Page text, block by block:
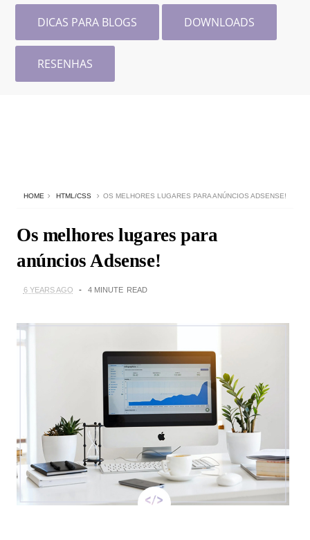
DICAS PARA BLOGS DOWNLOADS
RESENHAS
HOME HTML/CSS OS MELHORES LUGARES PARA ANÚNCIOS ADSENSE!
Os melhores lugares para
anúncios Adsense!
6 YEARS AGO 4 MINUTE READ